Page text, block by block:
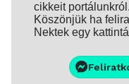
cikkeit portálunkról.
Köszönjük ha
Nektek egy